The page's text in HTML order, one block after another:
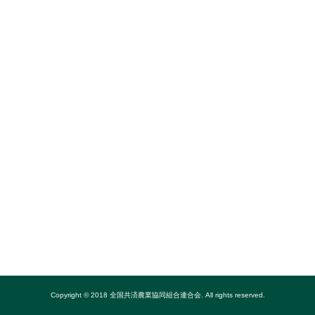
Copyright © 2018 全国共済農業協同組合連合会. All rights reserved.